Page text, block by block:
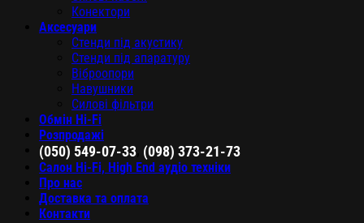
Конектори
Аксесуари
Стенди під акустику
Стенди під апаратуру
Віброопори
Навушники
Силові фільтри
Обмін Hi-Fi
Розпродажі
(050) 549-07-33 (098) 373-21-73
Салон Hi-Fi, High End аудіо техніки
Про нас
Доставка та оплата
Контакти